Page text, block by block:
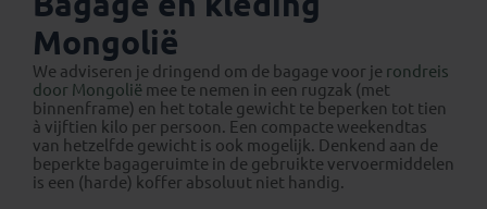
Mongolië
We adviseren je dringend om de bagage voor je rondreis
door Mongolië mee te nemen in een rugzak (met
binnenframe) en het totale gewicht te beperken tot tien
à vijftien kilo per persoon. Een compacte weekendtas
van hetzelfde gewicht is ook mogelijk. Denkend aan de
beperkte bagageruimte in de gebruikte vervoermiddelen
is een (harde) koffer absoluut niet handig.